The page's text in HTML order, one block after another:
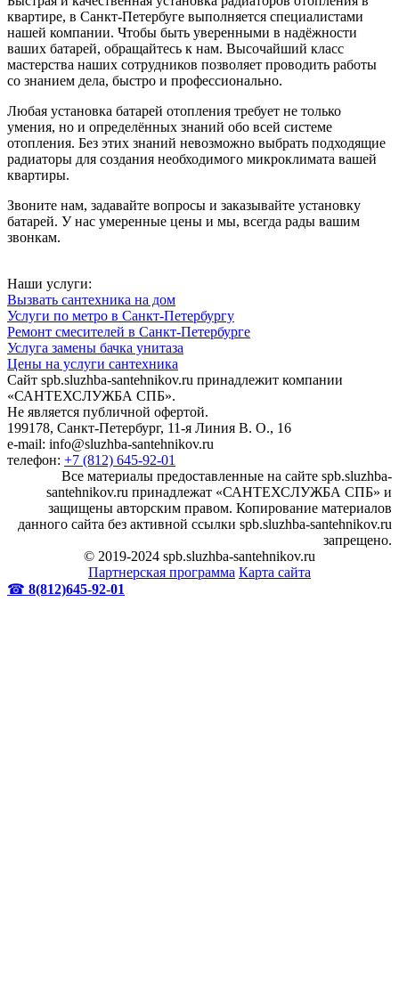
квартире, в Санкт-Петербуге выполняется специалистами
нашей компании. Чтобы быть уверенными в надёжности
ваших батарей, обращайтесь к нам. Высочайший класс
мастерства наших сотрудников позволяет проводить работы
со знанием дела, быстро и профессионально.
Любая установка батарей отопления требует не только
умения, но и определённых знаний обо всей системе
отопления. Без этих знаний невозможно выбрать подходящие
радиаторы для создания необходимого микроклимата вашей
квартиры.
Звоните нам, задавайте вопросы и заказывайте установку
батарей. У нас умеренные цены и мы, всегда рады вашим
звонкам.
Наши услуги:
Вызвать сантехника на дом
Услуги по метро в Санкт-Петербургу
Ремонт смесителей в Санкт-Петербурге
Услуга замены бачка унитаза
Цены на услуги сантехника
Сайт spb.sluzhba-santehnikov.ru принадлежит компании
«САНТЕХСЛУЖБА СПБ».
Не является публичной офертой.
199178, Санкт-Петербург, 11-я Линия В. О., 16
e-mail: info@sluzhba-santehnikov.ru
телефон: +7 (812) 645-92-01
Все материалы предоставленные на сайте spb.sluzhba-
santehnikov.ru принадлежат «САНТЕХСЛУЖБА СПБ» и
защищены авторским правом. Копирование материалов
данного сайта без активной ссылки spb.sluzhba-santehnikov.ru
запрещено.
© 2019-2024 spb.sluzhba-santehnikov.ru
Партнерская программа Карта сайта
☎ 8(812)645-92-01